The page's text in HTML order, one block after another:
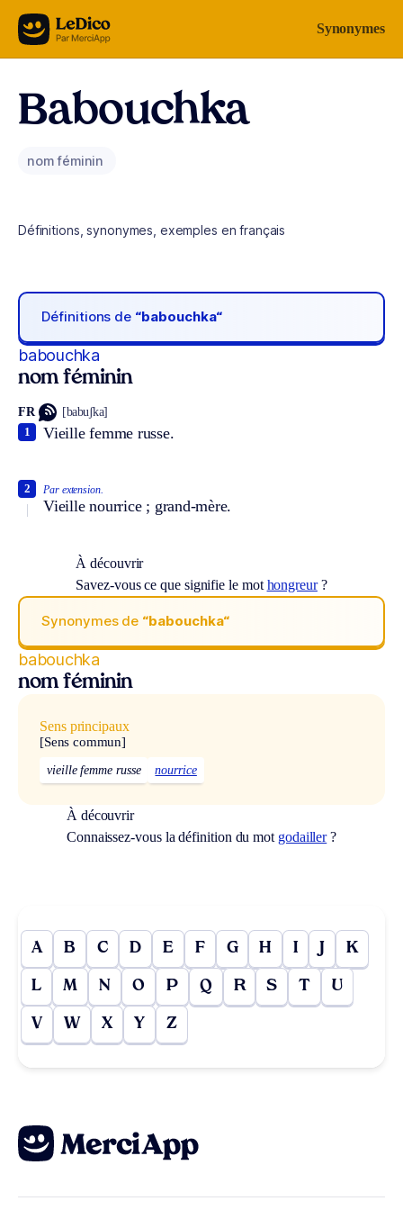
Aller au contenu Synonymes
Babouchka
nom féminin
Définitions, synonymes, exemples en français
Définitions de “babouchka“
babouchka
nom féminin
FR [babuʃka]
Vieille femme russe.
1
Par extension.
Vieille nourrice ; grand-mère.
2
À découvrir
Savez-vous ce que signifie le mot hongreur?
Synonymes de “babouchka“
babouchka
nom féminin
Sens principaux
[Sens commun]
vieille femme russe nourrice
À découvrir
Connaissez-vous la définition du mot godailler?
A B C D E F G H I J K
L M N O P Q R S T U
V W X Y Z